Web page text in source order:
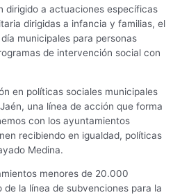
dirigido a actuaciones específicas
dirigidas a infancia y familias, el
municipales para personas
de intervención social con
en políticas sociales municipales
una línea de acción que forma
con los ayuntamientos
recibiendo en igualdad, políticas
Medina.
menores de 20.000
la línea de subvenciones para la